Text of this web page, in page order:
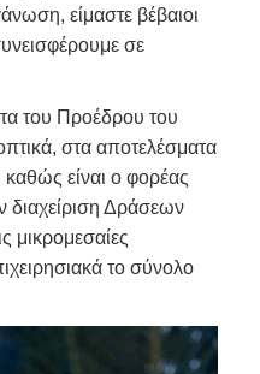
είμαστε βέβαιοι
σε
του Προέδρου του
στα αποτελέσματα
είναι ο φορέας
διαχείριση Δράσεων
μικρομεσαίες
το σύνολο